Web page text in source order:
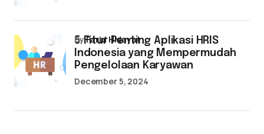
5 Fitur Penting Aplikasi HRIS
Indonesia yang Mempermudah
Pengelolaan Karyawan
byFarid Hidayat
December 5, 2024